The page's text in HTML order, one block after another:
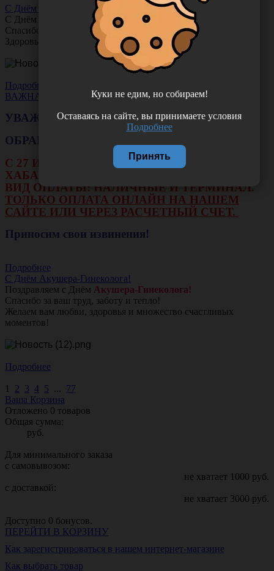
С Днём Офтальмолога!
С Днём
Офтальмолога
Спасибо за ясное зрение и заботу о пациентах.
Здоровья вам и новых профессиональных побед!
Подробнее
ВАЖНАЯ НОВОСТЬ
УВАЖАЕМЫЕ КЛИЕНТЫ!
ОБРАЩАЕМ ВАШЕ ВНИМАНИЕ!!!
С 27 ИЮЛЯ ПО 16 АВГУСТА В ФИЛИАЛЕ Г.
ХАБАРОВСКА НЕ БУДЕТ ДЕЙСТВОВАТЬ
ВИД ОПЛАТЫ: НАЛИЧНЫЕ И ТЕРМИНАЛ.
ТОЛЬКО ОПЛАТА ОНЛАЙН НА НАШЕМ
САЙТЕ ИЛИ ЧЕРЕЗ РАСЧЕТНЫЙ СЧЕТ.
Приносим свои извинения!
Подробнее
С Днём Акушера-Гинеколога!
Поздравляем с Днём Акушера-Гинеколога!
Спасибо за ваш труд, заботу и тепло!
Желаем вам любви, здоровья и множество счастливых
моментов!
Подробнее
1 2 3 4 5 ... 77
Ваша Корзина
Отложено 0 товаров
Общая сумма:
руб.
Для минимального заказа
с самовывозом:
не хватает 1000 руб.
с доставкой:
не хватает 3000 руб.
Доступно 0 бонусов.
ПЕРЕЙТИ В КОРЗИНУ
Как зарегистрироваться в нашем интернет-магазине
Как выбрать товар
Куки не едим, но собираем!
Оставаясь на сайте, вы принимаете условия
Подробнее
Принять